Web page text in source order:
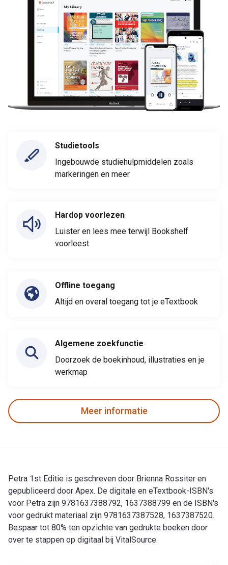
Studietools
Ingebouwde studiehulpmiddelen zoals
markeringen en meer
Hardop voorlezen
Luister en lees mee terwijl Bookshelf
voorleest
Offline toegang
Altijd en overal toegang tot je eTextbook
Algemene zoekfunctie
Doorzoek de boekinhoud, illustraties en je
werkmap
Meer informatie
Petra 1st Editie is geschreven door Brienna Rossiter en
gepubliceerd door Apex. De digitale en eTextbook-ISBN's
voor Petra zijn 9781637388792, 1637388799 en de ISBN's
voor gedrukt materiaal zijn 9781637387528, 1637387520.
Bespaar tot 80% ten opzichte van gedrukte boeken door
over te stappen op digitaal bij VitalSource.